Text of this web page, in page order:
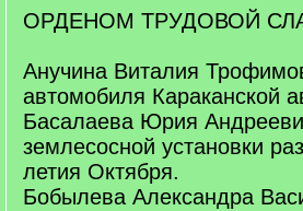
ОРДЕНОМ ТРУДОВОЙ
Анучина Виталия
автомобиля Караканской
Басалаева Юрия
землесосной установки
летия Октября.
Бобылева Александра